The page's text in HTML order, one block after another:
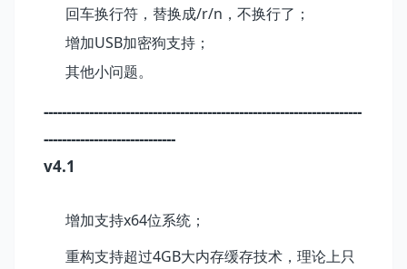
回车换行符，替换成/r/n，不换行了；
增加USB加密狗支持；
其他小问题。
----------------------------------------------------------------------
-----------------------------
v4.1
增加支持x64位系统；
重构支持超过4GB大内存缓存技术，理论上只